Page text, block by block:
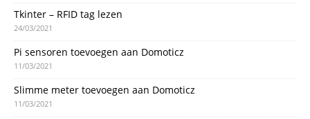
Tkinter – RFID tag lezen
24/03/2021
Pi sensoren toevoegen aan Domoticz
11/03/2021
Slimme meter toevoegen aan Domoticz
11/03/2021